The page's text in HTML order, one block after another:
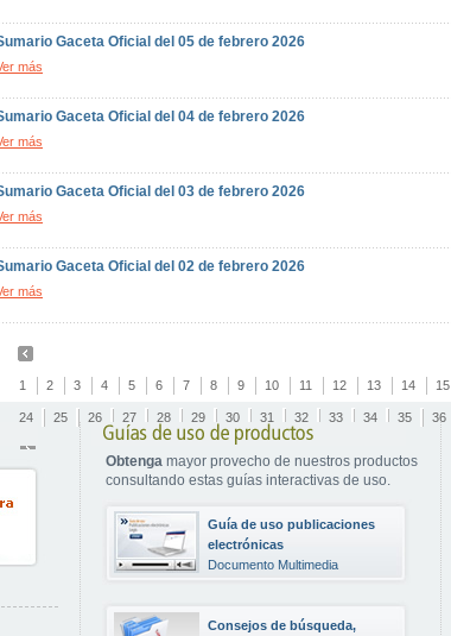
Gaceta Oficial del 05 de febrero 2026
más
Gaceta Oficial del 04 de febrero 2026
más
Gaceta Oficial del 03 de febrero 2026
más
Gaceta Oficial del 02 de febrero 2026
más
1 2 3 4 5 6 7 8 9 10 11 12 13 14 15
24 25 26 27 28 29 30 31 32 33 34 35 36
Obtenga mayor provecho de nuestros productos
consultando estas guías interactivas de uso.
Guía de uso publicaciones
electrónicas
Documento Multimedia
Consejos de búsqueda,